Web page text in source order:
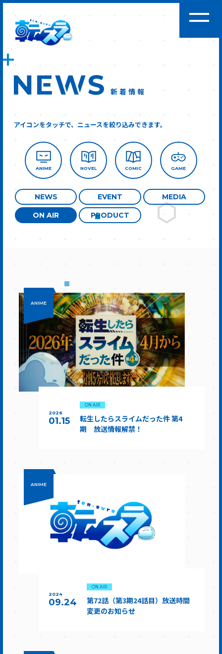
新着情報
アイコンをタッチで、ニュースを絞り込みできます。
ANIME NOVEL COMIC GAME
NEWS EVENT MEDIA
ON AIR PRODUCT
ANIME
2026
01.15
ON AIR
転生したらスライムだった件 第4
期 放送情報解禁！
ANIME
2024
09.24
ON AIR
第72話（第3期24話目）放送時間
変更のお知らせ